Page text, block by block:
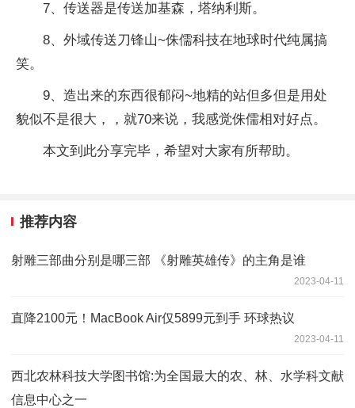
7、传送器是传送加基森，塔纳利斯。
8、外域传送刀锋山~侏儒科技在地球时代纯属搞
笑。
9、造出来的东西很郁闷~地精的站但多但是用处
貌似不是很大，，就70来说，我感觉侏儒相对好点。
本文到此分享完毕，希望对大家有所帮助。
推荐内容
射雕三部曲分别是哪三部 《射雕英雄传》的主角是谁
2023-04-11
直降2100元！MacBook Air仅5899元到手 环球热议
2023-04-11
西北农林科技大学图书馆:为全国最大的农、林、水学科文献
信息中心之一